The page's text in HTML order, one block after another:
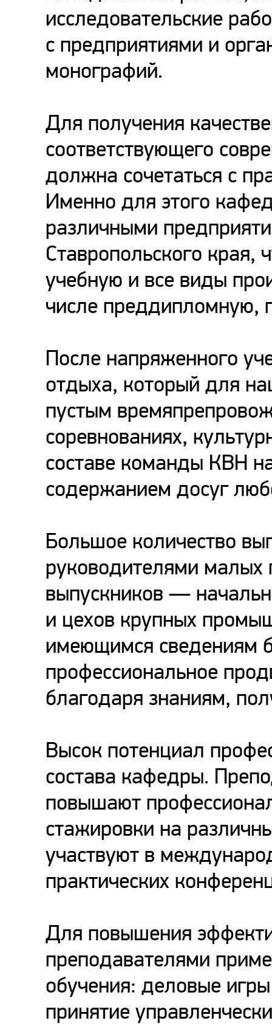
исследовательские
с предприятиями и
монографий.
Для получения
соответствующего
должна сочетаться с
Именно для этого
различными
Ставропольского края,
учебную и все виды
числе преддипломную,
После напряженного
отдыха, который для
пустым
соревнованиях,
составе команды КВН
содержанием досуг
Большое количество
руководителями малых
выпускников —
и цехов крупных
имеющимся сведениям
профессиональное
благодаря знаниям,
Высок потенциал
состава кафедры.
повышают
стажировки на
участвуют в
практических
Для повышения
преподавателями
обучения: деловые
принятие